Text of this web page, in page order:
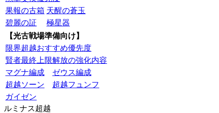
果報の古箱 天醒の蒼玉
碧麗の証
極星器
【光古戦場準備向け】
限界超越おすすめ優先度
賢者最終上限解放の強化内容
マグナ編成
ゼウス編成
超越ソーン
超越フュンフ
ガイゼン
ルミナス超越